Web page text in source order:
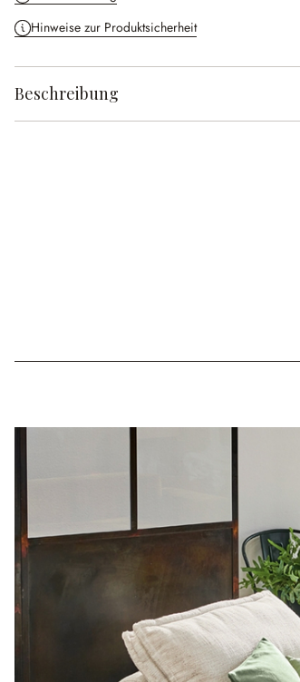
Hinweise zur Produktsicherheit
Beschreibung